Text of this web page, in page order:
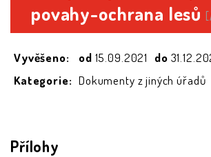
povahy-ochrana lesů
Vyvěšeno: od 15.09.2021 do
Kategorie: Dokumenty z jiných úřadů
Přílohy